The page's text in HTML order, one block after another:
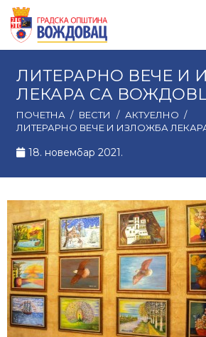
ЛИТЕРАРНО ВЕЧЕ И
ЛЕКАРА СА
ПОЧЕТНА / ВЕСТИ / АКТУЕЛНО /
ЛИТЕРАРНО ВЕЧЕ И ИЗЛОЖБА
18. новембар 2021.